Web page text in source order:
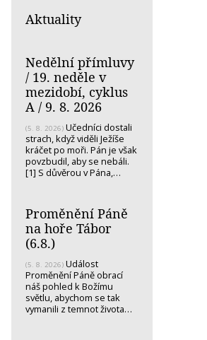
Aktuality
Nedělní přímluvy
/ 19. neděle v
mezidobí, cyklus
A / 9. 8. 2026
(5. 8. 2026) Učedníci dostali
strach, když viděli Ježíše
kráčet po moři. Pán je však
povzbudil, aby se nebáli.
[1] S důvěrou v Pána,…
Proměnění Páně
na hoře Tábor
(6.8.)
(5. 8. 2026) Událost
Proměnění Páně obrací
náš pohled k Božímu
světlu, abychom se tak
vymanili z temnot života…